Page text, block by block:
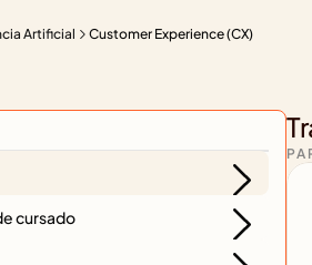
Artificial Customer Experience (CX)
cursado